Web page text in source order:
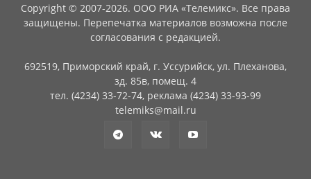
Copyright © 2007-2026. ООО РИА «Телемикс». Все права
защищены. Перепечатка материалов возможна после
согласования с редакцией.
692519, Приморский край, г. Уссурийск, ул. Плеханова,
зд. 85в, помещ. 4
тел. (4234) 33-72-74, реклама (4234) 33-93-99
telemiks@mail.ru